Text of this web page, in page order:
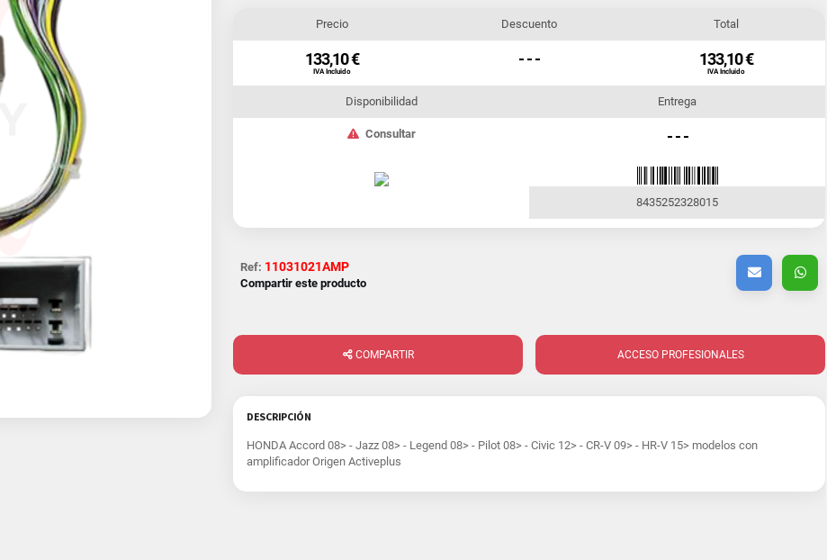
Precio
133,10 €
IVA Incluido
Descuento
- - -
Total
133,10 €
IVA Incluido
Disponibilidad
Consultar
Entrega
- - -
8435252328015
Ref: 11031021AMP
Compartir este producto
COMPARTIR ACCESO PROFESIONALES
DESCRIPCIÓN
HONDA Accord 08> - Jazz 08> - Legend 08> - Pilot 08> - Civic 12> - CR-V 09> - HR-V 15> modelos con
amplificador Origen Activeplus